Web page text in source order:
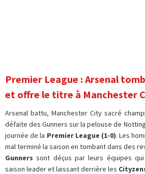
Premier League : Arsenal
et offre le titre à Manchester
Arsenal battu, Manchester City sacré
défaite des Gunners sur la pelouse de
journée de la Premier League (1-0). Les
mal terminé la saison en tombant dans des
Gunners sont déçus par leurs équipes
saison leader et laissant derrière les